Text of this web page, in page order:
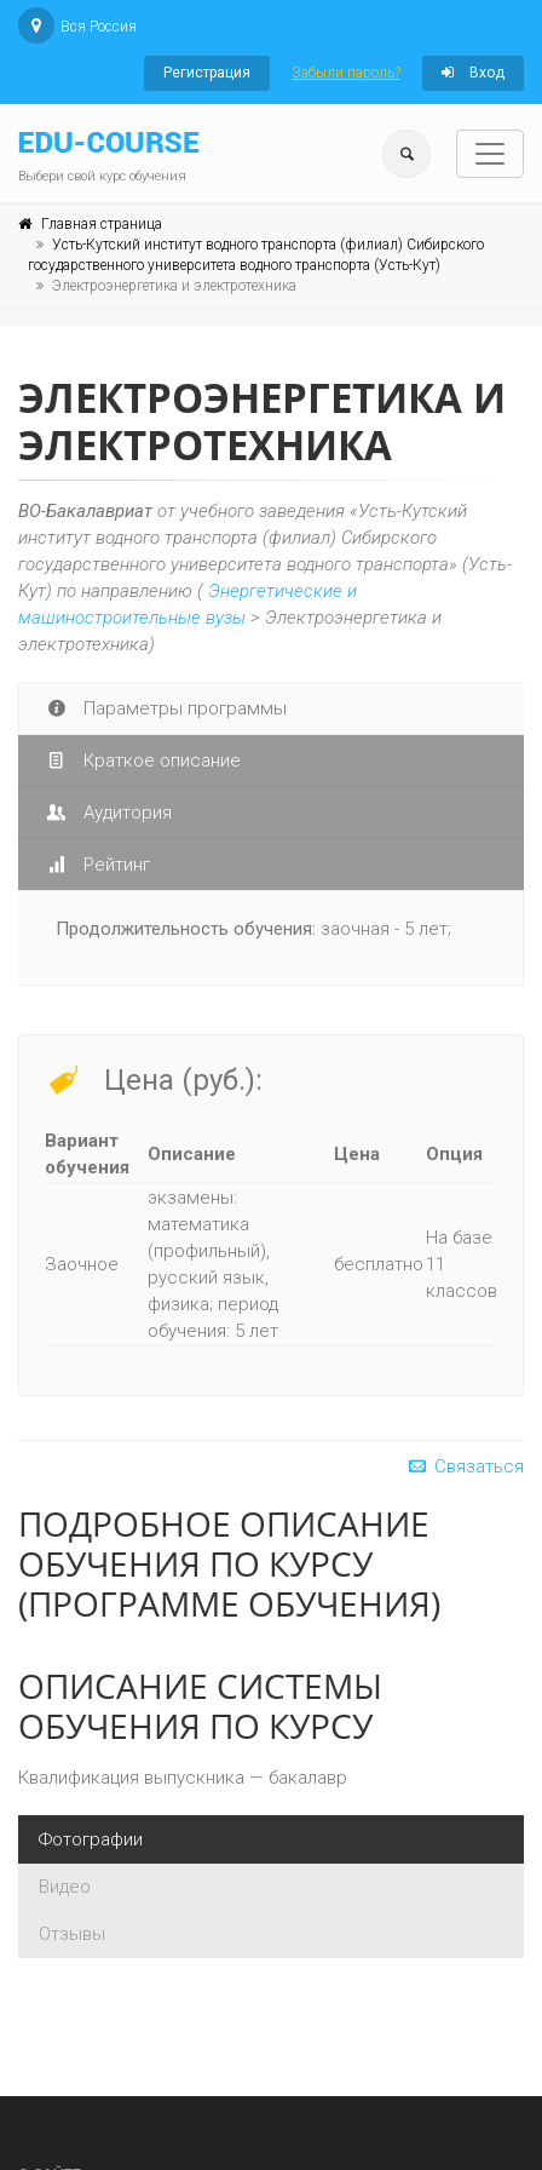
Вся Россия
Регистрация Забыли пароль? Вход
Выбери свой курс обучения
Главная страница
Усть-Кутский институт водного транспорта (филиал) Сибирского
государственного университета водного транспорта (Усть-Кут)
Электроэнергетика и электротехника
ЭЛЕКТРОЭНЕРГЕТИКА И
ЭЛЕКТРОТЕХНИКА
ВО-Бакалавриатот учебного заведения «Усть-Кутский
институт водного транспорта (филиал) Сибирского
государственного университета водного транспорта» (Усть-
Кут) по направлению ( Энергетические и
машиностроительные вузы > Электроэнергетика и
электротехника)
Параметры программы
Краткое описание
Аудитория
Рейтинг
Продолжительность обучения: заочная - 5 лет;
Цена (руб.):
Вариант
обучения
Описание Цена Опция
Заочное
экзамены:
математика
(профильный),
русский язык,
физика; период
обучения: 5 лет
бесплатно
На базе
11
классов
Связаться
ПОДРОБНОЕ ОПИСАНИЕ
ОБУЧЕНИЯ ПО КУРСУ
(ПРОГРАММЕ ОБУЧЕНИЯ)
ОПИСАНИЕ СИСТЕМЫ
ОБУЧЕНИЯ ПО КУРСУ
Квалификация выпускника — бакалавр
Фотографии
Видео
Отзывы